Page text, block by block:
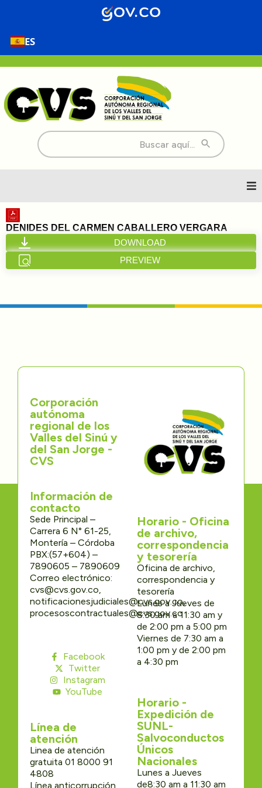
ES
Buscar:
Inicio
Nosotros
Transparencia
Participa
Trámites y Servicios
Contáctenos
DENIDES DEL CARMEN CABALLERO VERGARA
DOWNLOAD
PREVIEW
Corporación
autónoma
regional de los
Valles del Sinú y
del San Jorge -
CVS
Información de
contacto
Sede Principal –
Carrera 6 N° 61-25,
Montería – Córdoba
PBX:(57+604) –
7890605 – 7890609
Correo electrónico:
cvs@cvs.gov.co,
notificacionesjudiciales@cvs.gov.co,
procesoscontractuales@cvs.gov.co
Facebook
Twitter
Instagram
YouTube
Línea de
atención
Linea de atención
gratuita 01 8000 91
4808
Línea anticorrupción
Horario - Oficina
de archivo,
correspondencia
y tesorería
Oficina de archivo,
correspondencia y
tesorería
Lunes a Jueves de
8:30 am a 11:30 am y
de 2:00 pm a 5:00 pm
Viernes de 7:30 am a
1:00 pm y de 2:00 pm
a 4:30 pm
Horario -
Expedición de
SUNL-
Salvoconductos
Únicos
Nacionales
Lunes a Jueves
de8:30 am a 11:30 am